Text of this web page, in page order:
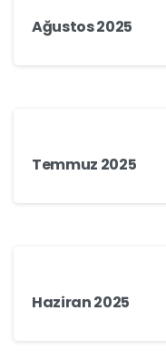
Ağustos 2025
Temmuz 2025
Haziran 2025